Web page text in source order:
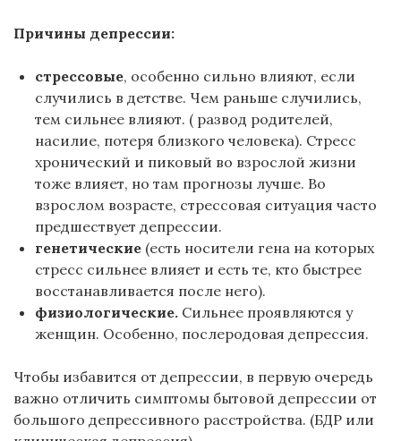
Причины депрессии:
стрессовые, особенно сильно влияют, если
случились в детстве. Чем раньше случились,
тем сильнее влияют. ( развод родителей,
насилие, потеря близкого человека). Стресс
хронический и пиковый во взрослой жизни
тоже влияет, но там прогнозы лучше. Во
взрослом возрасте, стрессовая ситуация часто
предшествует депрессии.
генетические (есть носители гена на которых
стресс сильнее влияет и есть те, кто быстрее
восстанавливается после него).
физиологические. Сильнее проявляются у
женщин. Особенно, послеродовая депрессия.
Чтобы избавится от депрессии, в первую очередь
важно отличить симптомы бытовой депрессии от
большого депрессивного расстройства. (БДР или